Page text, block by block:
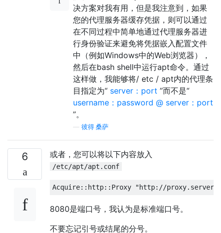
决方案对我有用，但是我注意到，如果
您的代理服务器缓存凭据，则可以通过
在不同过程中简单地通过代理服务器进
行身份验证来避免将凭据嵌入配置文件
中（例如Windows中的Web浏览器），
然后在bash shell中运行apt命令。通过
这样做，我能够将/ etc / apt内的代理条
目指定为“ server：port ”而不是“
username：password @ server：port
”。
彼得·桑萨
6 或者，您可以将以下内容放入
/etc/apt/apt.conf
8080是端口号，我认为是标准端口号。
不要忘记引号或结尾的分号。